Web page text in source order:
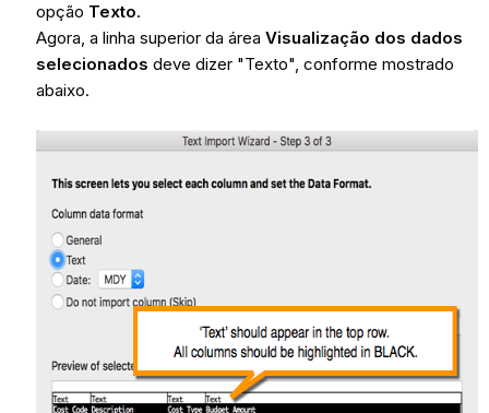
opção Texto.
Agora, a linha superior da área Visualização dos dados
selecionados deve dizer "Texto", conforme mostrado
abaixo.